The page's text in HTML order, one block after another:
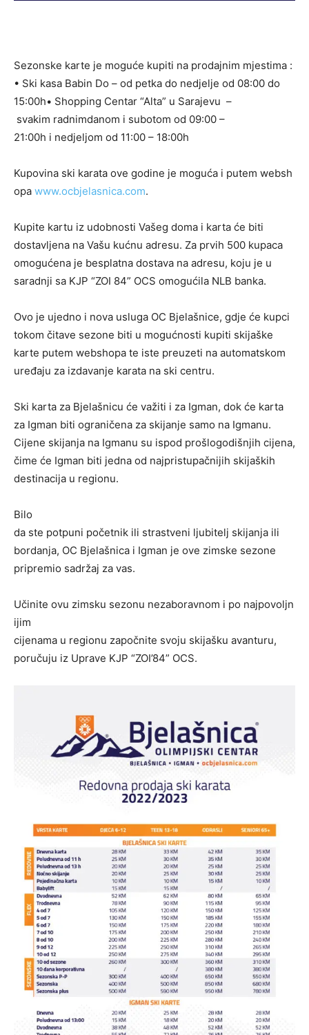
Sezonske karte je moguće kupiti na prodajnim mjestima :
• Ski kasa Babin Do – od petka do nedjelje od 08:00 do
15:00h• Shopping Centar “Alta” u Sarajevu –
svakim radnimdanom i subotom od 09:00 –
21:00h i nedjeljom od 11:00 – 18:00h
Kupovina ski karata ove godine je moguća i putem websh
opa www.ocbjelasnica.com.
Kupite kartu iz udobnosti Vašeg doma i karta će biti
dostavljena na Vašu kućnu adresu. Za prvih 500 kupaca
omogućena je besplatna dostava na adresu, koju je u
saradnji sa KJP “ZOI 84” OCS omogućila NLB banka.
Ovo je ujedno i nova usluga OC Bjelašnice, gdje će kupci
tokom čitave sezone biti u mogućnosti kupiti skijaške
karte putem webshopa te iste preuzeti na automatskom
uređaju za izdavanje karata na ski centru.
Ski karta za Bjelašnicu će važiti i za Igman, dok će karta
za Igman biti ograničena za skijanje samo na Igmanu.
Cijene skijanja na Igmanu su ispod prošlogodišnjih cijena,
čime će Igman biti jedna od najpristupačnijih skijaških
destinacija u regionu.
Bilo
da ste potpuni početnik ili strastveni ljubitelj skijanja ili
bordanja, OC Bjelašnica i Igman je ove zimske sezone
pripremio sadržaj za vas.
Učinite ovu zimsku sezonu nezaboravnom i po najpovoljn
ijim
cijenama u regionu započnite svoju skijašku avanturu,
poručuju iz Uprave KJP “ZOI’84” OCS.